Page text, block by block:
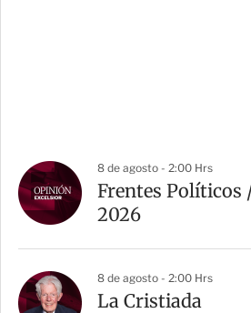
8 de agosto - 2:00 Hrs
Frentes Políticos
2026
8 de agosto - 2:00 Hrs
La Cristiada